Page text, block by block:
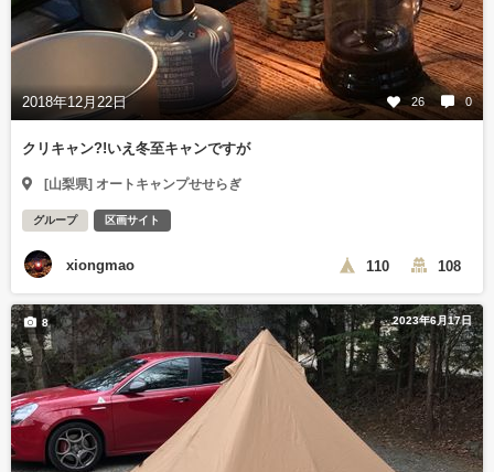
2018年12月22日 26 0
クリキャン?!いえ冬至キャンですが
[山梨県] オートキャンプせせらぎ
グループ 区画サイト
xiongmao 110 108
2023年6月17日
8